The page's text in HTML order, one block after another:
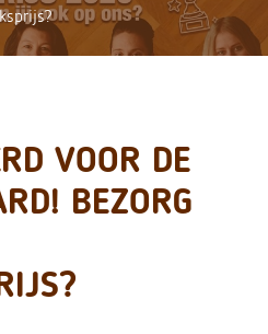
VOOR DE
BEZORG